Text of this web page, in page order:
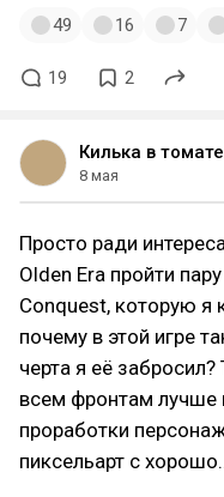
49 16 7
19 2
Килька в томате
8 мая
Просто ради
Olden Era пройти
Conquest, которую я
почему в этой игре
черта я её
всем фронтам лучше
проработки
пиксельарт с